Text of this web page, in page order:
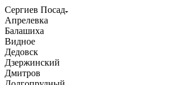
Сергиев Посад
Апрелевка
Балашиха
Видное
Дедовск
Дзержинский
Дмитров